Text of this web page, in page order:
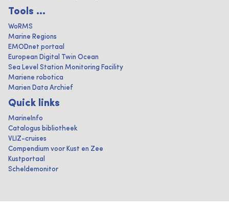
Tools ...
WoRMS
Marine Regions
EMODnet portaal
European Digital Twin Ocean
Sea Level Station Monitoring Facility
Mariene robotica
Marien Data Archief
Quick links
MarineInfo
Catalogus bibliotheek
VLIZ-cruises
Compendium voor Kust en Zee
Kustportaal
Scheldemonitor